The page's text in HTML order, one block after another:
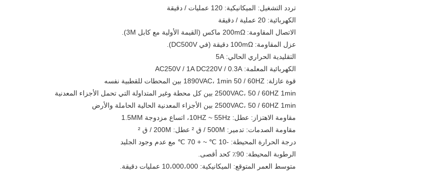
تردد التشغيل: الميكانيكية: 120 عمليات / دقيقة
الكهربائية: 20 عملية / دقيقة
الاتصال المقاومة: 200mΩ ماكس (القيمة الأولية مع كابل 3M).
عزل المقاومة: 100mΩ دقيقة (في DC500V).
التقليدية الحراري الحالي: 5A
الكهربائية المعلمة: AC250V / 1A DC220V / 0.3A
قوة عازلة: 1890VAC، 1min 50 / 60HZ بين المحطات للقطبية نفسه
2500VAC، 50 / 60HZ 1min بين كل محطة وغير المتداولة التي تحمل الأجزاء المعدنية
2500VAC، 50 / 60HZ 1min بين الأجزاء المعدنية الحالية الحاملة والأرض
مقاومة الاهتزاز: عطل: 10HZ ~ 55Hz، اتساع مزدوجة 1.5MM
مقاومة الصدمات: تدمير: 500M / ق ² عطل: 200M / ق ²
درجة الحرارة المحيطة: -10 ℃ ~ + 70 ℃ مع عدم وجود الجليد
الرطوبة المحيطة: 90٪ كحد أقصى.
متوسط ​​العمر المتوقع: الميكانيكية: 10،000،000 عمليات دقيقة.